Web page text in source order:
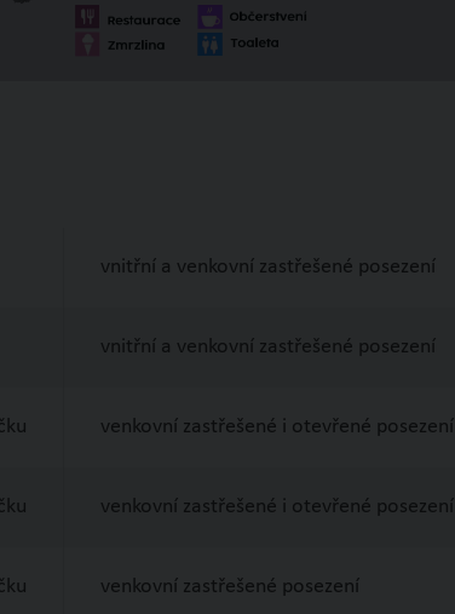
vnitřní a venkovní zastřešené posezení
vnitřní a venkovní zastřešené posezení
venkovní zastřešené i otevřené posezení
venkovní zastřešené i otevřené posezení
venkovní zastřešené posezení